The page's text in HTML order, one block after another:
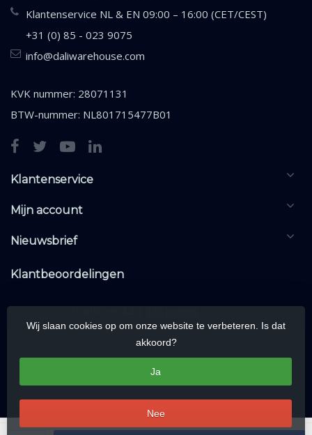
Klantenservice NL & EN 09:00 – 16:00 (CET/CEST)
+31 (0) 85 - 023 9075
info@daliwarehouse.com
KVK nummer: 28071131
BTW-nummer: NL801715477B01
Klantenservice
Mijn account
Nieuwsbrief
Klantbeoordelingen
Wij slaan cookies op om onze website te verbeteren. Is dat
akkoord?
Ja
Nee